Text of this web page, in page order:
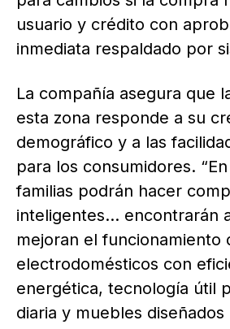
usuario y crédito con
inmediata respaldado por
La compañía asegura que
esta zona responde a su
demográfico y a las
para los consumidores.
familias podrán hacer
inteligentes… encontrarán
mejoran el funcionamiento
electrodomésticos con
energética, tecnología útil
diaria y muebles